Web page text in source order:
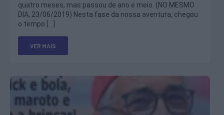
quatro meses, mas passou de ano e meio. (NO MESMO
DIA, 23/06/2019) Nesta fase da nossa aventura, chegou
o tempo […]
VER MAIS